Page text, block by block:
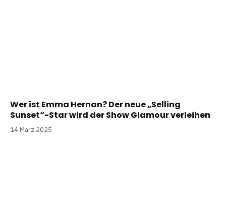
Wer ist Emma Hernan? Der neue „Selling
Sunset“-Star wird der Show Glamour verleihen
14 März 2025